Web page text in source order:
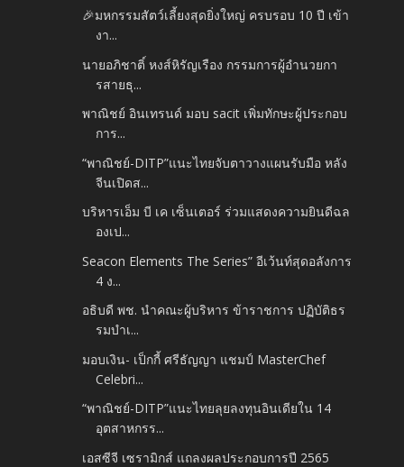
🎉มหกรรมสัตว์เลี้ยงสุดยิ่งใหญ่ ครบรอบ 10 ปี เข้า
งา...
นายอภิชาติ์ หงส์หิรัญเรือง กรรมการผู้อำนวยกา
รสายธุ...
พาณิชย์ อินเทรนด์ มอบ sacit เพิ่มทักษะผู้ประกอบ
การ...
“พาณิชย์-DITP”แนะไทยจับตาวางแผนรับมือ หลัง
จีนเปิดส...
บริหารเอ็ม บี เค เซ็นเตอร์ ร่วมแสดงความยินดีฉล
องเป...
Seacon Elements The Series” อีเว้นท์สุดอลังการ
4 ง...
อธิบดี พช. นำคณะผู้บริหาร ข้าราชการ ปฏิบัติธร
รมบำเ...
มอบเงิน- เป็กกี้ ศรีธัญญา แชมป์ MasterChef
Celebri...
“พาณิชย์-DITP”แนะไทยลุยลงทุนอินเดียใน 14
อุตสาหกรร...
เอสซีจี เซรามิกส์ แถลงผลประกอบการปี 2565